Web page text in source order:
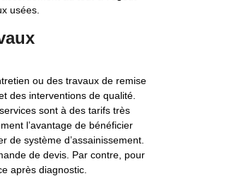
usées.
ou des travaux de remise
des interventions de qualité.
sont à des tarifs très
l’avantage de bénéficier
de système d’assainissement.
de devis. Par contre, pour
après diagnostic.